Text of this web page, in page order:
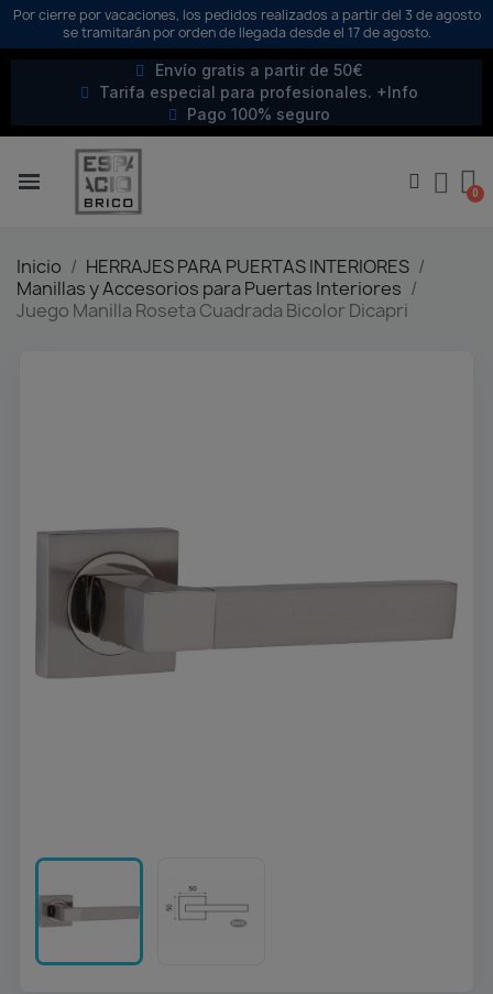
Por cierre por vacaciones, los pedidos realizados a partir del 3 de agosto
se tramitarán por orden de llegada desde el 17 de agosto.
Envío gratis a partir de 50€
Tarifa especial para profesionales. +Info
Pago 100% seguro
Inicio
HERRAJES PARA PUERTAS INTERIORES
Manillas y Accesorios para Puertas Interiores
Juego Manilla Roseta Cuadrada Bicolor Dicapri